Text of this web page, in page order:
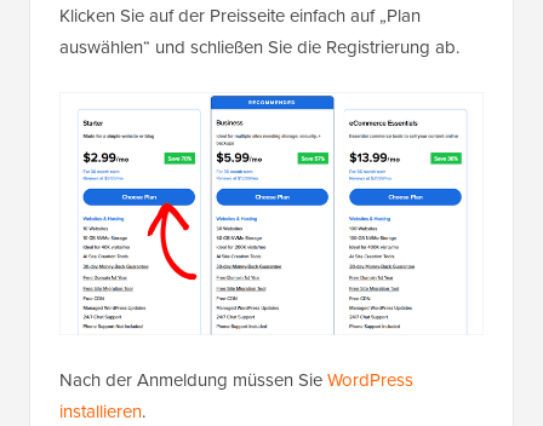
Klicken Sie auf der Preisseite einfach auf „Plan
auswählen“ und schließen Sie die Registrierung ab.
Nach der Anmeldung müssen SieWordPress
installieren.